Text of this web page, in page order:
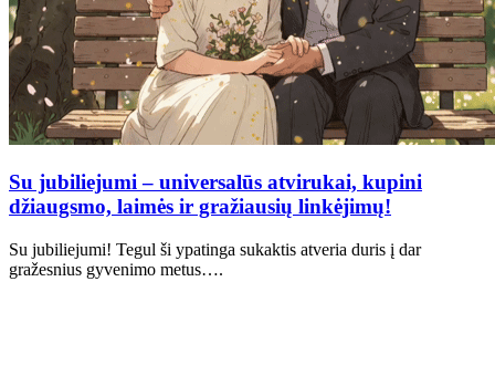
Su jubiliejumi – universalūs atvirukai, kupini
džiaugsmo, laimės ir gražiausių linkėjimų!
Su jubiliejumi! Tegul ši ypatinga sukaktis atveria duris į dar
gražesnius gyvenimo metus….